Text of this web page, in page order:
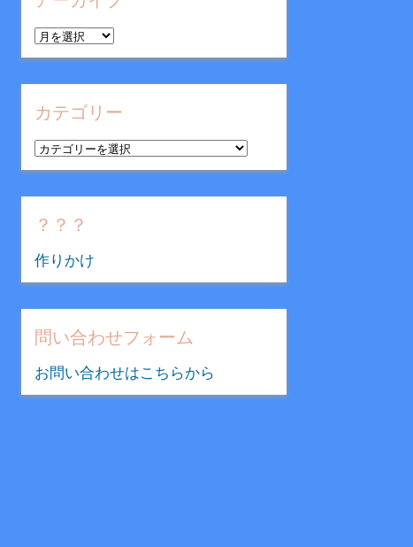
ア
ー
カ
イ
カテゴリー
カ
テ
ゴ
リ
？？？
作りかけ
問い合わせフォーム
お問い合わせはこちらから